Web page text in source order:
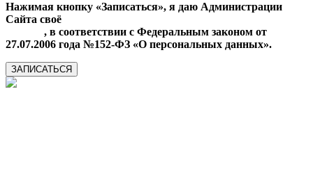
Нажимая кнопку «Записаться», я даю Администрации
Сайта своё
, в соответствии с Федеральным законом от
27.07.2006 года №152-ФЗ «О персональных данных».
ЗАПИСАТЬСЯ